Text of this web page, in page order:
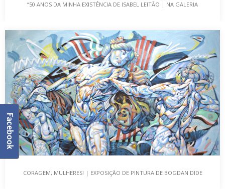
“50 ANOS DA MINHA EXISTÊNCIA DE ISABEL LEITÃO
| NA GALERIA BELTRÃO COELHO”
O Blog “A Boa Vida Persegue-me” esteve presente na
Vernissage da exposição “50 Anos da Minha…
“50 ANOS DA MINHA EXISTÊNCIA DE ISABEL LEITÃO | NA GALERIA
BELTRÃO COELHO”
CORAGEM, MULHERES! | EXPOSIÇÃO DE PINTURA DE BOGDAN DIDE
Facebook